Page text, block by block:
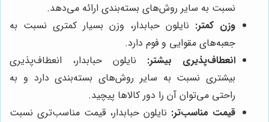
نسبت به سایر روش‌های بسته‌بندی ارائه می‌دهد.
وزن کمتر: نایلون حبابدار، وزن بسیار کمتری نسبت به
جعبه‌های مقوایی و فوم دارد.
انعطاف‌پذیری بیشتر: نایلون حبابدار، انعطاف‌پذیری
بیشتری نسبت به سایر روش‌های بسته‌بندی دارد و به
راحتی می‌توان آن را دور کالاها پیچید.
قیمت مناسب‌تر: نایلون حبابدار، قیمت مناسب‌تری نسبت